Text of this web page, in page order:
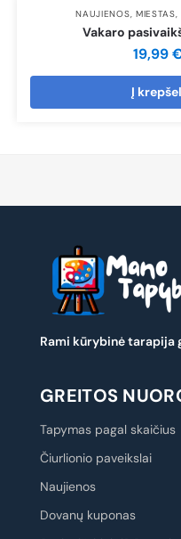
NAUJIENOS, MIESTAS,
Vakaro
19,99
Į
Rami kūrybinė tarapija
GREITOS
Tapymas pagal skaičius
Čiurlionio paveikslai
Naujienos
Dovanų kuponas